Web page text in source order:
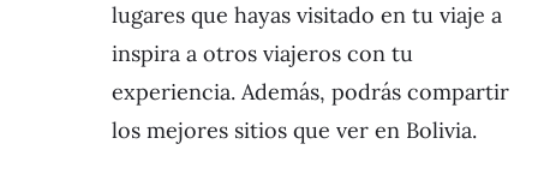
lugares que hayas visitado en tu viaje a
inspira a otros viajeros con tu
experiencia. Además, podrás compartir
los mejores sitios que ver en Bolivia.